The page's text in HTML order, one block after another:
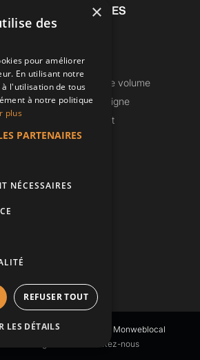
INFOS UTILES
Actualités
Recrutement
Calculateur de volume
Paiement en ligne
Info & Contact
2026 DMAX - Réalisé par Monweblocal
Contactez-nous
×
des
pour améliorer
En utilisant notre
à l'utilisation de tous
à notre politique
plus
PARTENAIRES
NÉCESSAIRES
REFUSER TOUT
LES DÉTAILS